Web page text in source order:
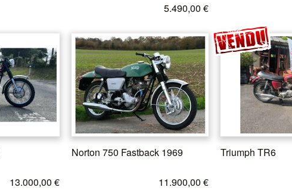
5.490,00 €
13.000,00 €
Norton 750 Fastback 1969
11.900,00 €
Triumph TR6